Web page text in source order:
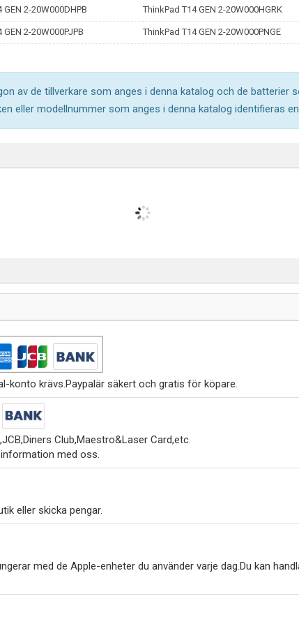
GEN 2-20W000DHPB ThinkPad T14 GEN 2-20W000HGRK
2-20W000PJPB ThinkPad T14 GEN 2-20W000PNGE
av de tillverkare som anges i denna katalog och de batterier
eller modellnummer som anges i denna katalog identifieras
konto krävs.Paypalär säkert och gratis för köpare.
Club,Maestro&Laser Card,etc.
med oss.
eller skicka pengar.
med de Apple-enheter du använder varje dag.Du kan